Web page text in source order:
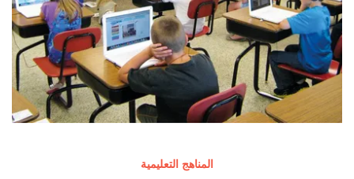
المناهج التعليمية